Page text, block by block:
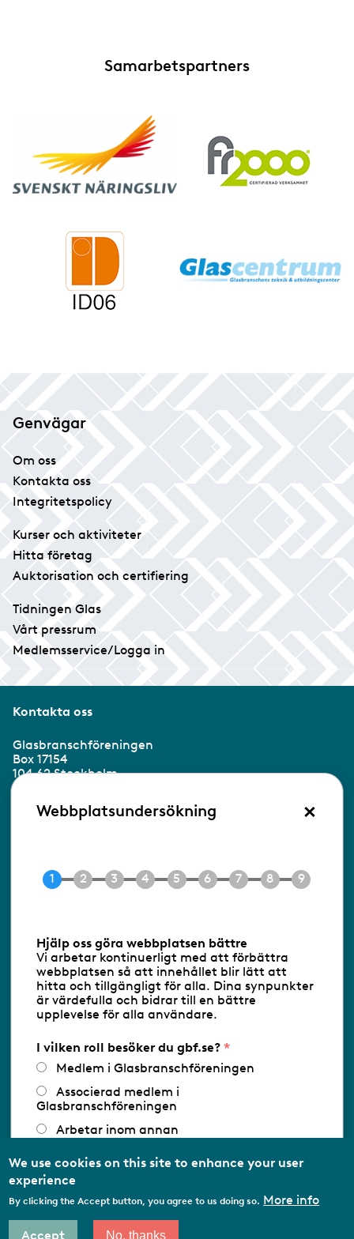
Samarbetspartners
Genvägar
Om oss
Kontakta oss
Integritetspolicy
Kurser och aktiviteter
Hitta företag
Auktorisation och certifiering
Tidningen Glas
Vårt pressrum
Medlemsservice/Logga in
Kontakta oss
Glasbranschföreningen
Box 17154
104 62 Stockholm
Besöksadress:
Ringvägen 100
E-post info@gbf.se
Följ oss via RSS
Databasens namn:www.gbf.se-
Glasbranschföreningen AB - Ansvarig
utgivare: Sofia Wahlgren
Webbplatsundersökning ×
Hjälp oss göra webbplatsen bättre
Vi arbetar kontinuerligt med att förbättra
webbplatsen så att innehållet blir lätt att
hitta och tillgängligt för alla. Dina synpunkter
är värdefulla och bidrar till en bättre
upplevelse för alla användare.
I vilken roll besöker du gbf.se?
Medlem i Glasbranschföreningen
Associerad medlem i
Glasbranschföreningen
Arbetar inom annan
Utbildningsaktör
We use cookies on this site to enhance your user
experience
By clicking the Accept button, you agree to us doing so. More info
Accept No, thanks